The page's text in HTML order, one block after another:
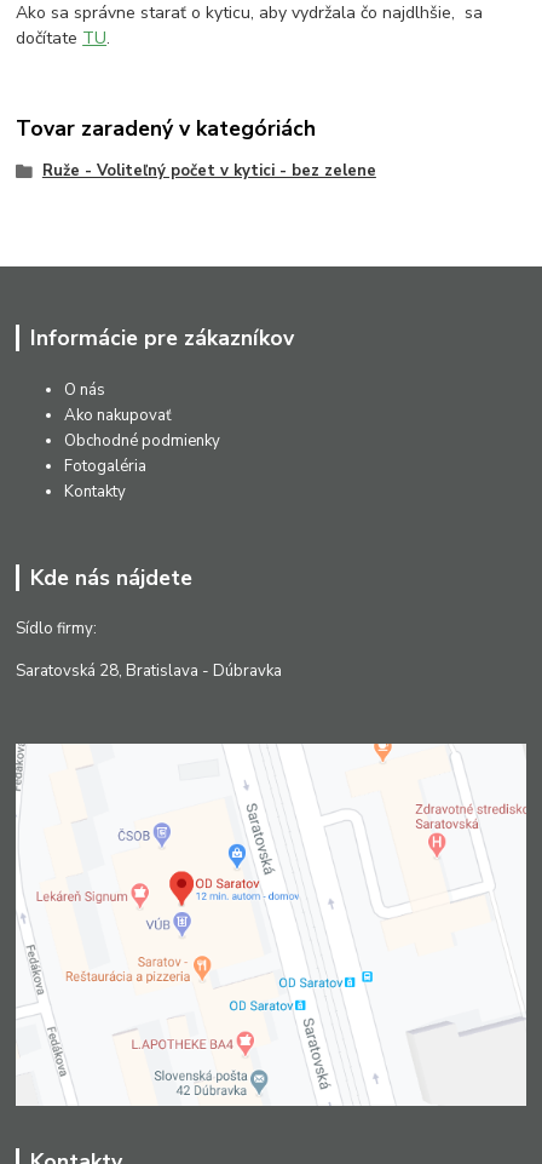
Ako sa správne starať o kyticu, aby vydržala čo najdlhšie, sa
dočítate TU.
Tovar zaradený v kategóriách
Ruže - Voliteľný počet v kytici - bez zelene
Informácie pre zákazníkov
O nás
Ako nakupovať
Obchodné podmienky
Fotogaléria
Kontakty
Kde nás nájdete
Sídlo firmy:
Saratovská 28, Bratislava - Dúbravka